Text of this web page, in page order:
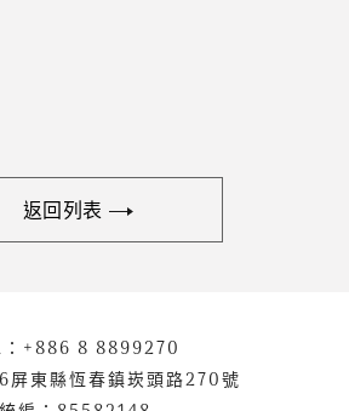
返回列表
聯
絡
+886 8 8899270
屏東縣恆春鎮崁頭路270號